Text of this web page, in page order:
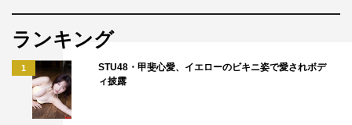
ランキング
1
STU48・甲斐心愛、イエローのビキニ姿で愛されボデ
ィ披露